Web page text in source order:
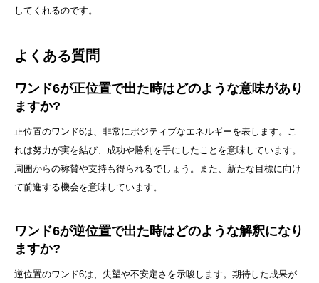
してくれるのです。
よくある質問
ワンド6が正位置で出た時はどのような意味があり
ますか?
正位置のワンド6は、非常にポジティブなエネルギーを表します。こ
れは努力が実を結び、成功や勝利を手にしたことを意味しています。
周囲からの称賛や支持も得られるでしょう。また、新たな目標に向け
て前進する機会を意味しています。
ワンド6が逆位置で出た時はどのような解釈になり
ますか?
逆位置のワンド6は、失望や不安定さを示唆します。期待した成果が